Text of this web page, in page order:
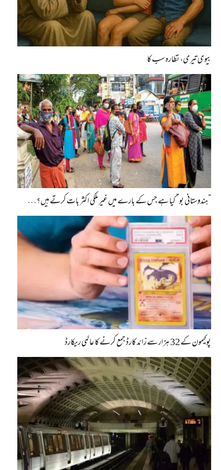
بیوی تیری، نظارہ سب کا
“ہندوستانی بو” کیا ہے جس کے بارے میں غیر ملکی اکثر بات کرتے ہیں؟…
پوکیمون کے 32 ہزار سے زائد کارڈ جمع کرنے کا عالمی ریکارڈ